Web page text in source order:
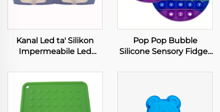
Kanal Led ta' Silikon
Impermeabile Led
Lumi 8mm
Pop Pop Bubble
Silicone Sensory Fidget
Special Needs
Stress Relief
Contemporary